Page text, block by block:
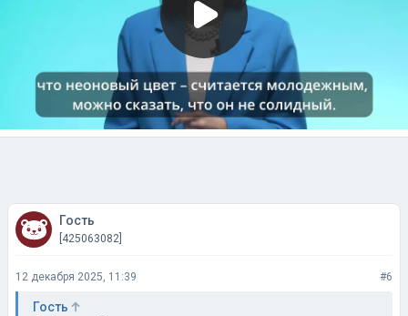
Гость
[425063082]
12 декабря 2025, 11:39 #6
Гость